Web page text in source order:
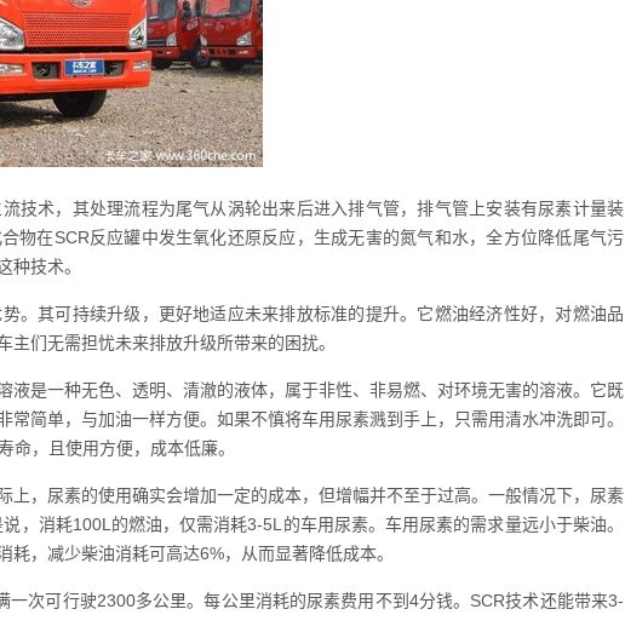
技术，其处理流程为尾气从涡轮出来后进入排气管，排气管上安装有尿素计量装
物在SCR反应罐中发生氧化还原反应，生成无害的氮气和水，全方位降低尾气污
种技术。
。其可持续升级，更好地适应未来排放标准的提升。它燃油经济性好，对燃油品
们无需担忧未来排放升级所带来的困扰。
液是一种无色、透明、清澈的液体，属于非性、非易燃、对环境无害的溶液。它既
简单，与加油一样方便。如果不慎将车用尿素溅到手上，只需用清水冲洗即可。
命，且使用方便，成本低廉。
上，尿素的使用确实会增加一定的成本，但增幅并不至于过高。一般情况下，尿素
，消耗100L的燃油，仅需消耗3-5L的车用尿素。车用尿素的需求量远小于柴油。
，减少柴油消耗可高达6%，从而显著降低成本。
一次可行驶2300多公里。每公里消耗的尿素费用不到4分钱。SCR技术还能带来3-